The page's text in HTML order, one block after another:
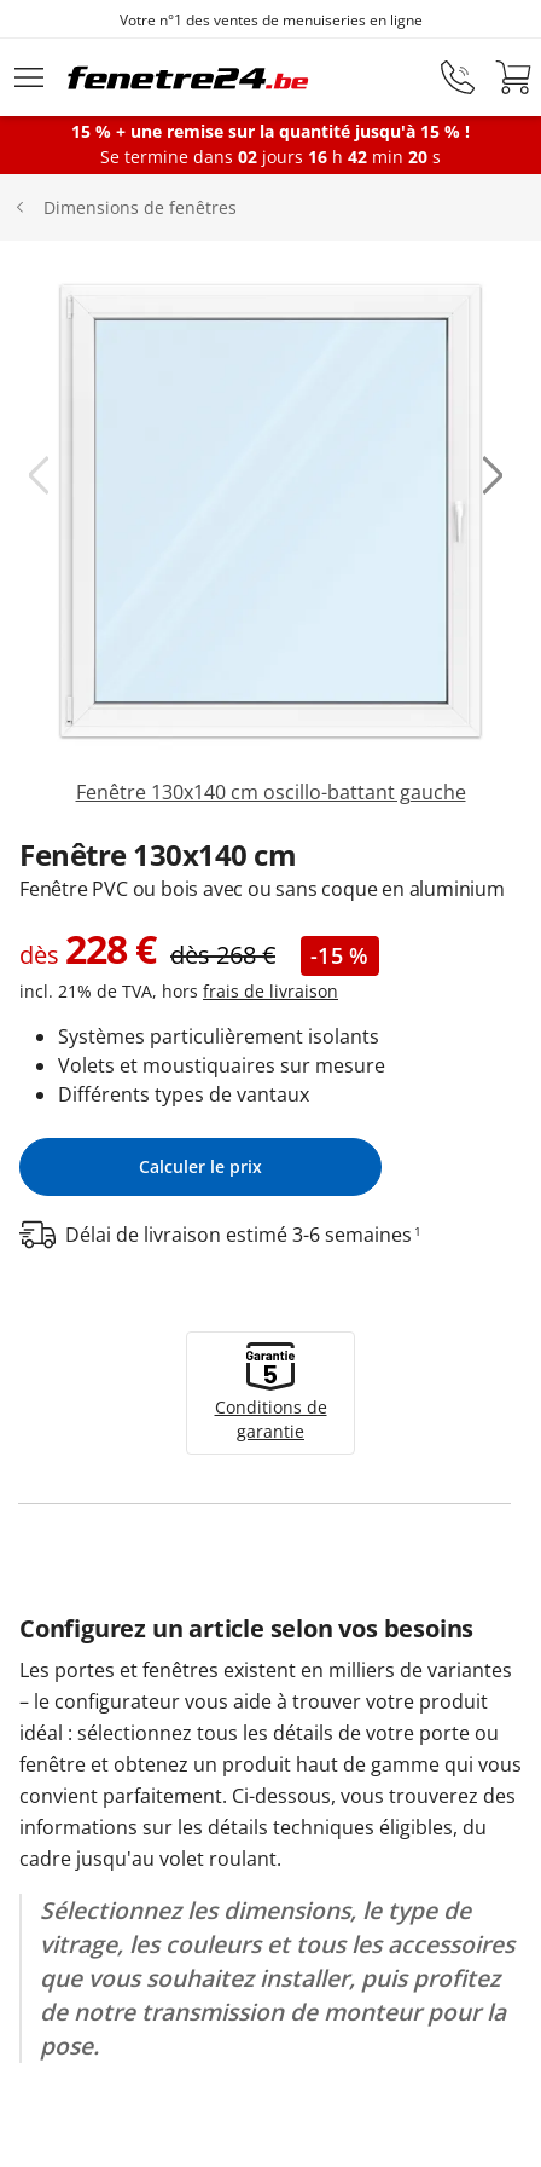
Aller au contenu principal
Fenêtres sur mesure depuis 1872
Fenêtres
Conseils gratuits
15 % + une remise sur la quantité jusqu'à 15 % !
Se termine dans 02 jours 16 h 42 min 20 s
Dimensions de fenêtres
Fenêtre 130x140 cm oscillo-battant gauche
Fenêtre 130x140 cm
Fenêtre PVC ou bois avec ou sans coque en aluminium
dès 228€ dès268€ -15 %
incl. 21% de TVA, hors frais de livraison
Systèmes particulièrement isolants
Volets et moustiquaires sur mesure
Différents types de vantaux
Calculer le prix
Délai de livraison estimé 3-6 semaines 1
Conditions de
garantie
Configurez un article selon vos besoins
Les portes et fenêtres existent en milliers de variantes
– le configurateur vous aide à trouver votre produit
idéal : sélectionnez tous les détails de votre porte ou
fenêtre et obtenez un produit haut de gamme qui vous
convient parfaitement. Ci-dessous, vous trouverez des
informations sur les détails techniques éligibles, du
cadre jusqu'au volet roulant.
Sélectionnez les dimensions, le type de
vitrage, les couleurs et tous les accessoires
que vous souhaitez installer, puis profitez
de notre transmission de monteur pour la
pose.